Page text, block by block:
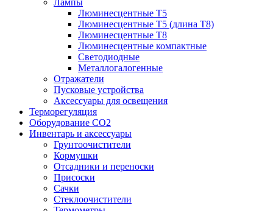
Лампы
Люминесцентные T5
Люминесцентные T5 (длина T8)
Люминесцентные T8
Люминесцентные компактные
Светодиодные
Металлогалогенные
Отражатели
Пусковые устройства
Аксессуары для освещения
Терморегуляция
Оборудование CO2
Инвентарь и аксессуары
Грунтоочистители
Кормушки
Отсадники и переноски
Присоски
Сачки
Стеклоочистители